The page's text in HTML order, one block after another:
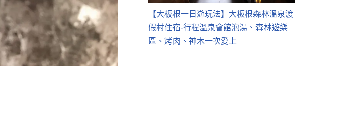
【大板根一日遊玩法】大板根森林溫泉渡
假村住宿-行程溫泉會館泡湯、森林遊樂
區、烤肉、神木一次愛上